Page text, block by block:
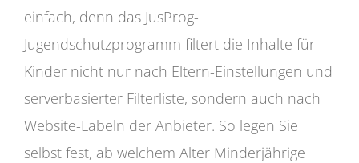
einfach, denn das JusProg-
Jugendschutzprogramm filtert die Inhalte für
Kinder nicht nur nach Eltern-Einstellungen und
serverbasierter Filterliste, sondern auch nach
Website-Labeln der Anbieter. So legen Sie
selbst fest, ab welchem Alter Minderjährige